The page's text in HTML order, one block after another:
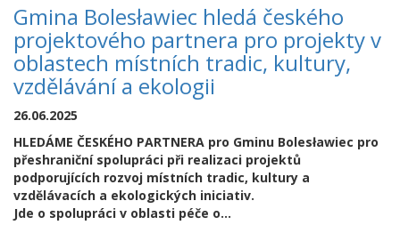
Gmina Bolesławiec hledá českého
projektového partnera pro projekty v
oblastech místních tradic, kultury,
vzdělávání a ekologii
26.06.2025
HLEDÁME ČESKÉHO PARTNERA pro Gminu Bolesławiec pro
přeshraniční spolupráci při realizaci projektů
podporujících rozvoj místních tradic, kultury a
vzdělávacích a ekologických iniciativ.
Jde o spolupráci v oblasti péče o...